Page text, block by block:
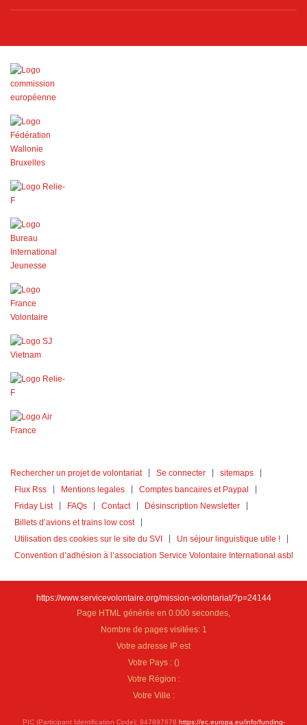
Rechercher un projet de volontariat Se connecter
sitemaps
Flux Rss
Mentions legales
Comptes bancaires et Paypal
Friday List
FAQs Contact
Désinscription Newsletter
Billets d’avions et trains low cost
Utilisation des cookies sur le site du SVI
Un séjour linguistique utile !
Convention d’adhésion à l’association Service Volontaire International asbl
https://www.servicevolontaire.org/mission-volontariat/?p=24144
Page HTML générée en 0.000 secondes,
Nombre de pages visitées: 1
Votre adresse IP est
Votre Pays : ()
Votre Région :
Votre Ville :
PIC (Participant Identification Code): 947897678 https://ec.europa.eu/info/funding-